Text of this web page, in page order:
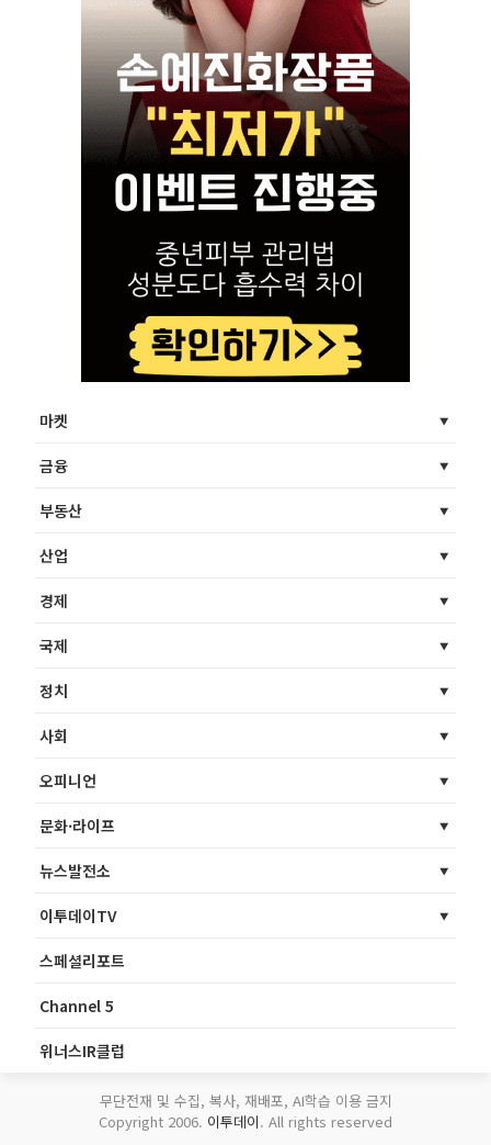
마켓
금융
부동산
산업
경제
국제
정치
사회
오피니언
문화·라이프
뉴스발전소
이투데이TV
스페셜리포트
Channel 5
위너스IR클럽
무단전재 및 수집, 복사, 재배포, AI학습 이용 금지
Copyright 2006. 이투데이. All rights reserved